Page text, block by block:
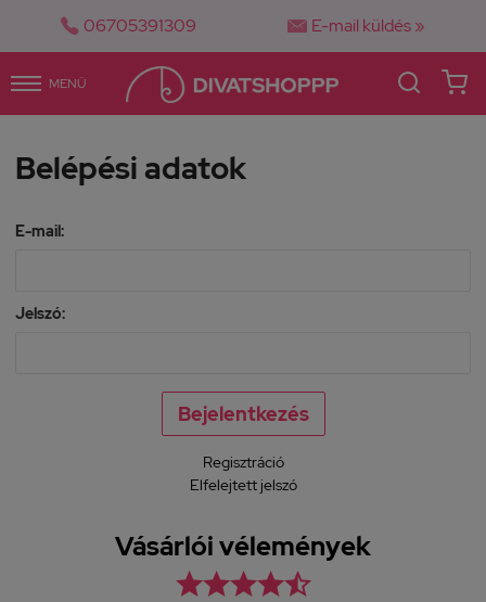
 06705391309  E-mail küldés »
MENÜ
Belépési adatok
E-mail:
Jelszó:
Regisztráció
Elfelejtett jelszó
Vásárlói vélemények
